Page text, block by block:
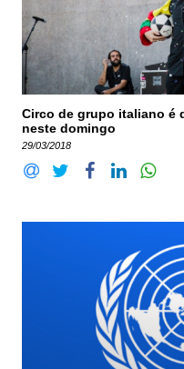
Circo de grupo italiano é
neste domingo
29/03/2018